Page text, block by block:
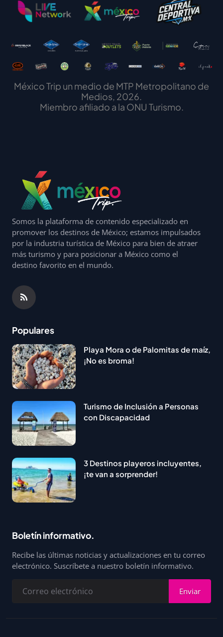
México Trip un medio de MTP Metropolitano de
Medios, 2026.
Miembro afiliado a la ONU Turismo.
Somos la plataforma de contenido especializado en
promover los destinos de México; estamos impulsados
por la industria turística de México para bien de atraer
más turismo y para posicionar a México como el
destino favorito en el mundo.
Populares
Playa Mora o de Palomitas de maíz,
¡No es broma!
Turismo de Inclusión a Personas
con Discapacidad
3 Destinos playeros incluyentes,
¡te van a sorprender!
Boletín informativo.
Recibe las últimas noticias y actualizaciones en tu correo
electrónico. Suscríbete a nuestro boletín informativo.
Enviar